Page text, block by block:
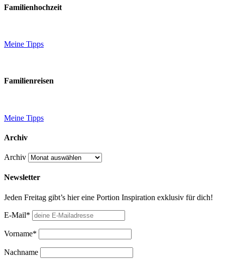
Familienhochzeit
Meine Tipps
Familienreisen
Meine Tipps
Archiv
Archiv
Newsletter
Jeden Freitag gibt’s hier eine Portion Inspiration exklusiv für dich!
E-Mail*
Vorname*
Nachname